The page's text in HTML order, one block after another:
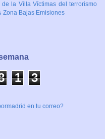
de la VillaVíctimas del terrorismo
Zona Bajas Emisiones
1 3
en tu correo?